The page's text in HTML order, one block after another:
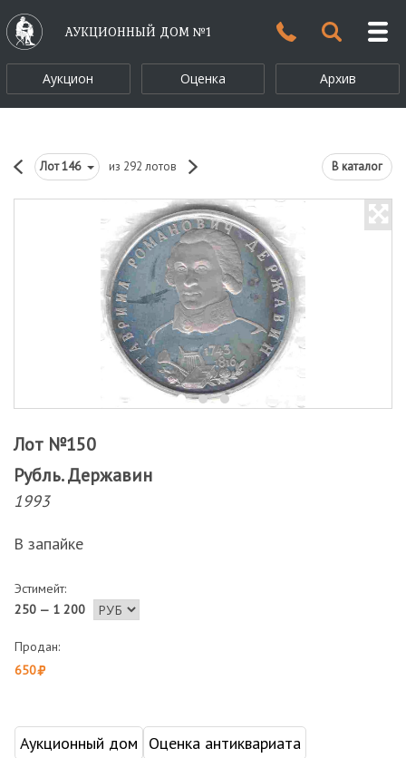
АУКЦИОННЫЙ ДОМ №1
Аукцион Оценка Архив
Лот146 из 292 лотов В каталог
Лот №150
Рубль. Державин
1993
В запайке
Эстимейт:
250 — 1 200
Продан:
650
Аукционный дом
Оценка антиквариата